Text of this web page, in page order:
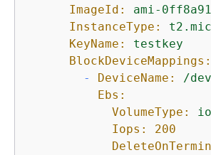
ImageId:
ami-
InstanceType:
KeyName:
testkey
BlockDeviceMappings:
-
DeviceName:
/
Ebs:
VolumeType:
Iops:
200